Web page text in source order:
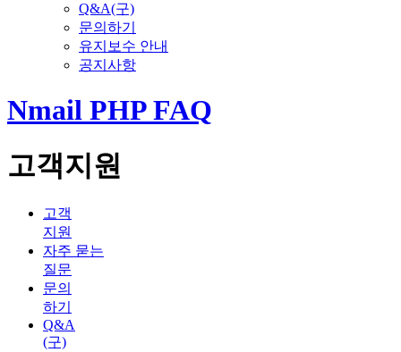
Q&A(구)
문의하기
유지보수 안내
공지사항
Nmail PHP FAQ
고객지원
고객
지원
자주 묻는
질문
문의
하기
Q&A
(구)